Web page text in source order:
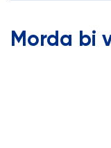
Morda bi